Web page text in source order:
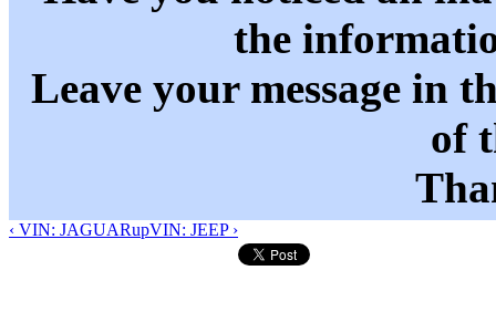
the
Leave your message in
of
‹ VIN: JAGUARupVIN: JEEP ›